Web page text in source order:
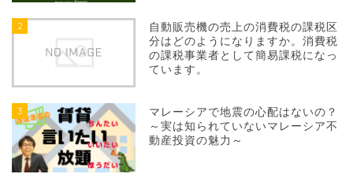
2
自動販売機の売上の消費税の課税区
分はどのようになりますか。消費税
の課税事業者として簡易課税になっ
ています。
3
マレーシアで地震の心配はないの？
～実は知られていないマレーシア不
動産投資の魅力～